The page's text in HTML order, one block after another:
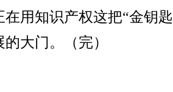
用知识产权这把“金钥
大门。（完）